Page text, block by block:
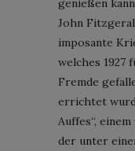
genießen
John
imposante
welches 1927
Fremde
errichtet
Auffes“,
der unter